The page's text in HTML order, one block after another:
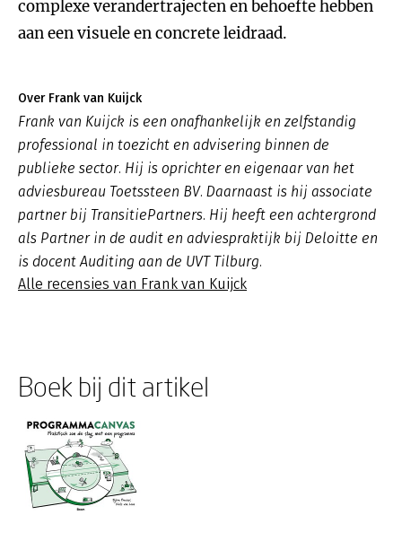
complexe verandertrajecten en behoefte hebben
aan een visuele en concrete leidraad.
Over Frank van Kuijck
Frank van Kuijck is een onafhankelijk en zelfstandig
professional in toezicht en advisering binnen de
publieke sector. Hij is oprichter en eigenaar van het
adviesbureau Toetssteen BV. Daarnaast is hij associate
partner bij TransitiePartners. Hij heeft een achtergrond
als Partner in de audit en adviespraktijk bij Deloitte en
is docent Auditing aan de UVT Tilburg.
Alle recensies van Frank van Kuijck
Boek bij dit artikel